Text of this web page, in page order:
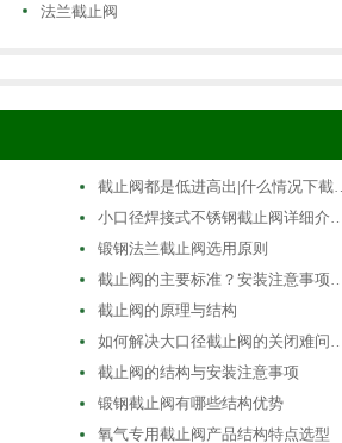
法兰截止阀
截止阀都是低进高出|什么情况下截…
小口径焊接式不锈钢截止阀详细介…
锻钢法兰截止阀选用原则
截止阀的主要标准？安装注意事项…
截止阀的原理与结构
如何解决大口径截止阀的关闭难问…
截止阀的结构与安装注意事项
锻钢截止阀有哪些结构优势
氧气专用截止阀产品结构特点选型